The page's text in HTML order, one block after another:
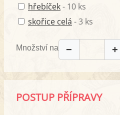
hřebíček- 10 ks
skořice celá - 3 ks
Množství na − +
POSTUP PŘÍPRAVY